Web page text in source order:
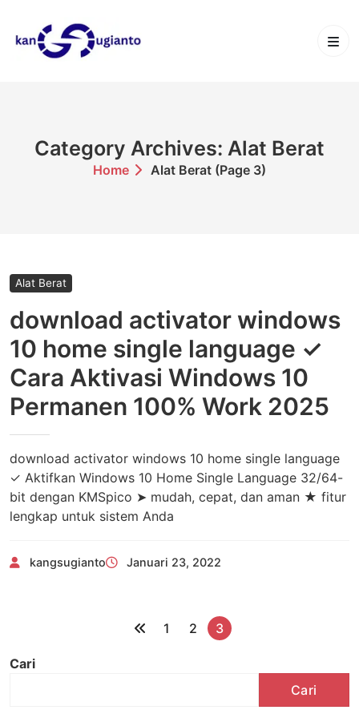
content
Category Archives: Alat Berat
Home Alat Berat (Page 3)
Alat Berat
download activator windows
10 home single language ✓
Cara Aktivasi Windows 10
Permanen 100% Work 2025
download activator windows 10 home single language
✓ Aktifkan Windows 10 Home Single Language 32/64-
bit dengan KMSpico ➤ mudah, cepat, dan aman ★ fitur
lengkap untuk sistem Anda
kangsugianto Januari 23, 2022
P
1 2 3
Cari
Cari